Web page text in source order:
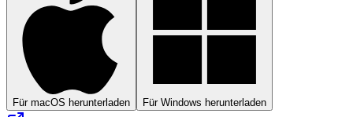
Für macOS herunterladen Für Windows herunterladen